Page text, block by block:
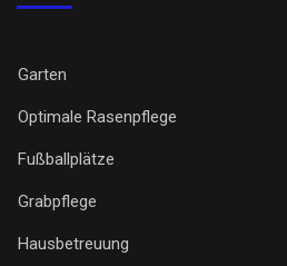
Garten
Optimale Rasenpflege
Fußballplätze
Grabpflege
Hausbetreuung